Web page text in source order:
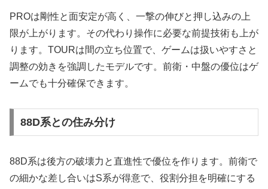
PROは剛性と面安定が高く、一撃の伸びと押し込みの上
限が上がります。その代わり操作に必要な前提技術も上が
ります。TOURは間の立ち位置で、ゲームは扱いやすさと
調整の効きを強調したモデルです。前衛・中盤の優位はゲ
ームでも十分確保できます。
88D系との住み分け
88D系は後方の破壊力と直進性で優位を作ります。前衛で
の細かな差し合いはS系が得意で、役割分担を明確にする